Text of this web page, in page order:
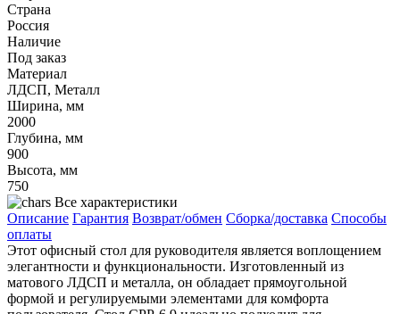
Страна
Россия
Наличие
Под заказ
Материал
ЛДСП, Металл
Ширина, мм
2000
Глубина, мм
900
Высота, мм
750
Все характеристики
Описание Гарантия Возврат/обмен Сборка/доставка Способы
оплаты
Этот офисный стол для руководителя является воплощением
элегантности и функциональности. Изготовленный из
матового ЛДСП и металла, он обладает прямоугольной
формой и регулируемыми элементами для комфорта